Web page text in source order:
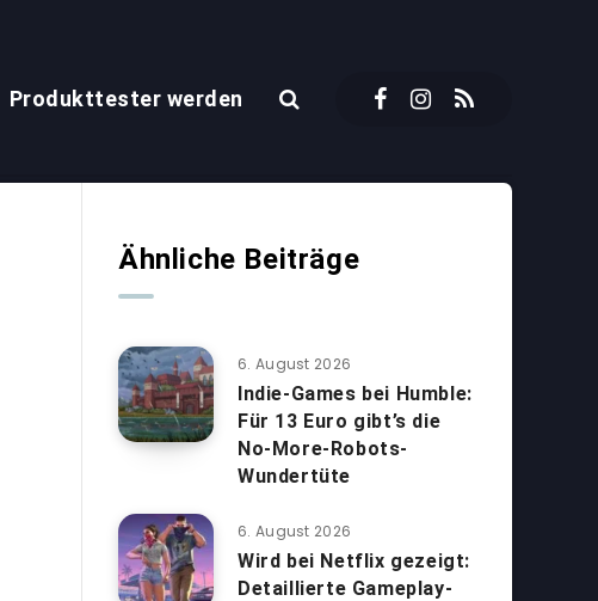
Produkttester werden
Ähnliche Beiträge
6. August 2026
Indie-Games bei Humble:
Für 13 Euro gibt’s die
No-More-Robots-
Wundertüte
6. August 2026
Wird bei Netflix gezeigt:
Detaillierte Gameplay-